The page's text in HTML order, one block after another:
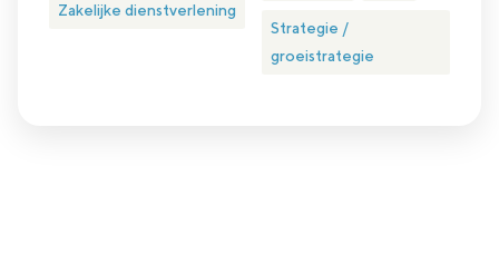
Zakelijke dienstverlening
Strategie /
groeistrategie